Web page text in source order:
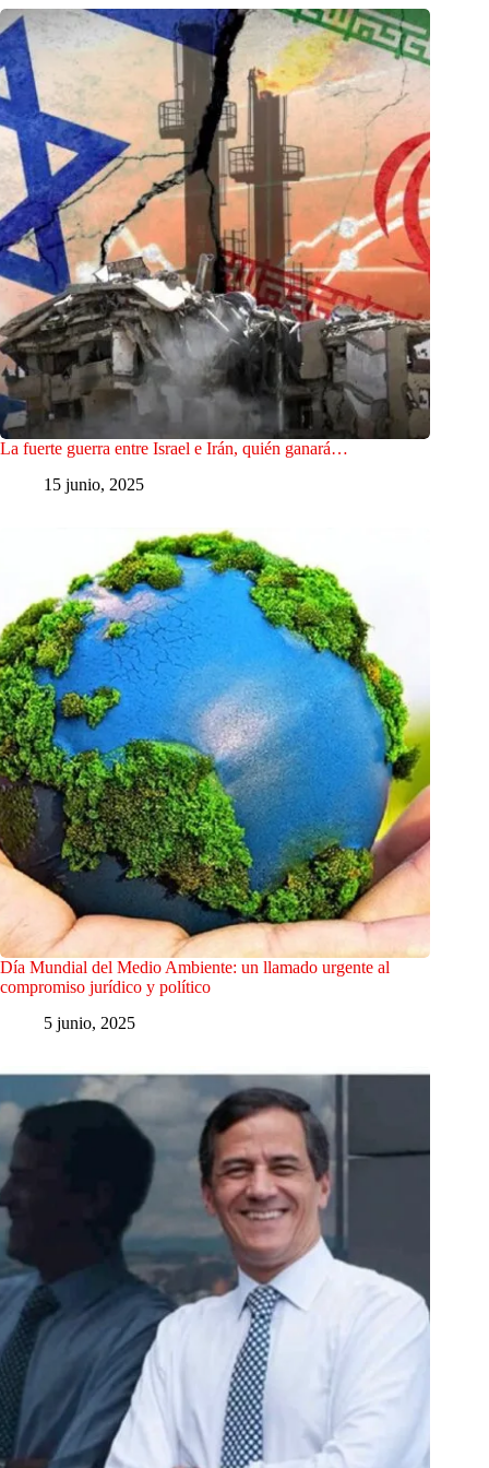
La fuerte guerra entre Israel e Irán, quién ganará…
15 junio, 2025
Día Mundial del Medio Ambiente: un llamado urgente al
compromiso jurídico y político
5 junio, 2025